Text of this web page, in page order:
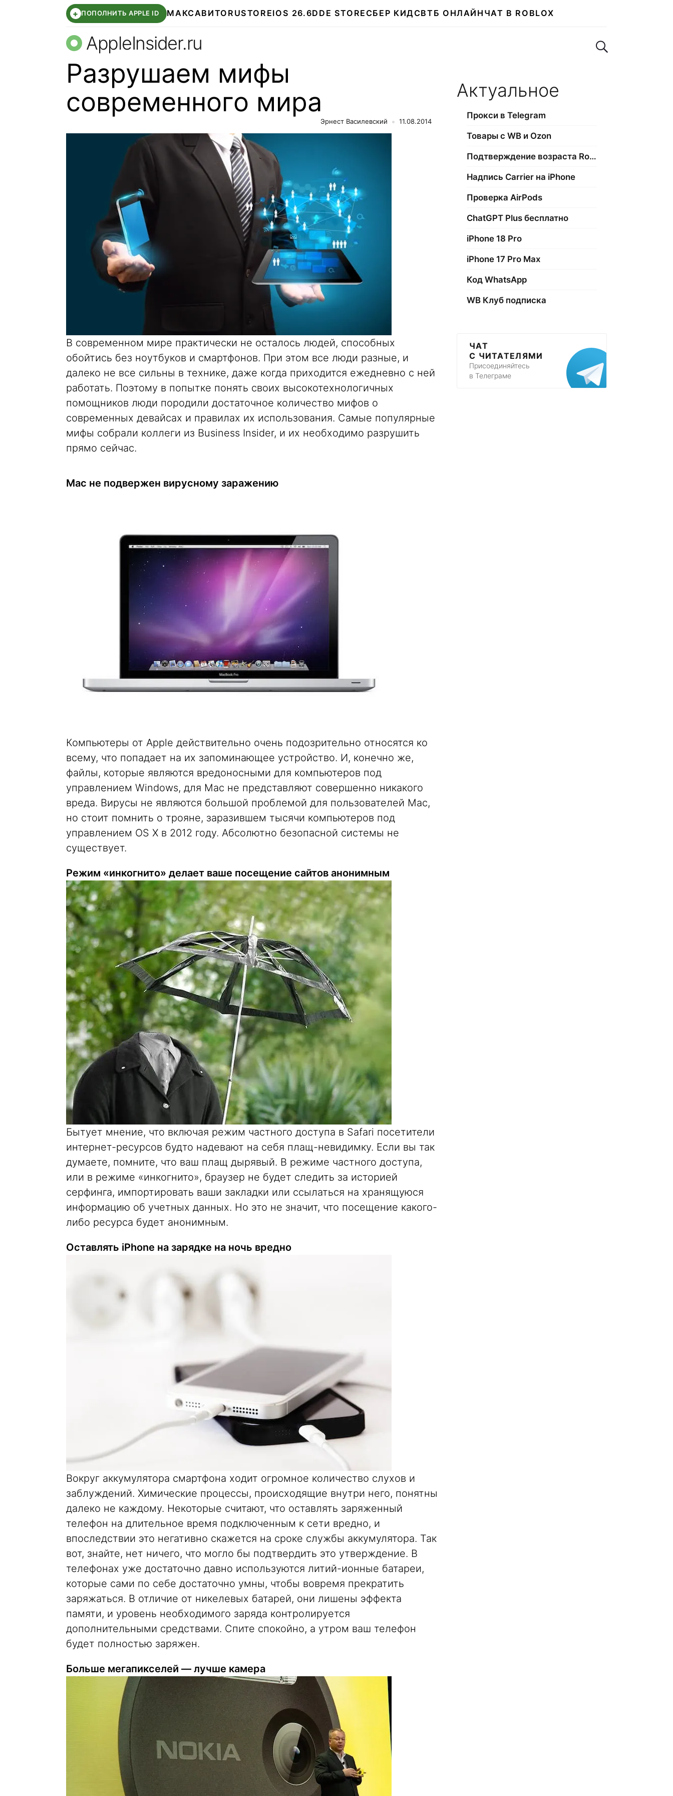
+ ПОПОЛНИТЬ APPLE ID МАКСАВИТО RUSTOREIOS 26.6DDE STORE СБЕР КИДСВТБ ОНЛАЙН ЧАТ В ROBLOX
AppleInsider.ru Поиск по сайту
Разрушаем мифы
современного мира
Эрнест Василевский 11.08.2014
В современном мире практически не осталось людей, способных
обойтись без ноутбуков и смартфонов. При этом все люди разные, и
далеко не все сильны в технике, даже когда приходится ежедневно с ней
работать. Поэтому в попытке понять своих высокотехнологичных
помощников люди породили достаточное количество мифов о
современных девайсах и правилах их использования. Самые популярные
мифы собрали коллеги из Business Insider, и их необходимо разрушить
прямо сейчас.
Mac не подвержен вирусному заражению
Компьютеры от Apple действительно очень подозрительно относятся ко
всему, что попадает на их запоминающее устройство. И, конечно же,
файлы, которые являются вредоносными для компьютеров под
управлением Windows, для Mac не представляют совершенно никакого
вреда. Вирусы не являются большой проблемой для пользователей Mac,
но стоит помнить о трояне, заразившем тысячи компьютеров под
управлением OS X в 2012 году. Абсолютно безопасной системы не
существует.
Режим «инкогнито» делает ваше посещение сайтов анонимным
Бытует мнение, что включая режим частного доступа в Safari посетители
интернет-ресурсов будто надевают на себя плащ-невидимку. Если вы так
думаете, помните, что ваш плащ дырявый. В режиме частного доступа,
или в режиме «инкогнито», браузер не будет следить за историей
серфинга, импортировать ваши закладки или ссылаться на хранящуюся
информацию об учетных данных. Но это не значит, что посещение какого-
либо ресурса будет анонимным.
Оставлять iPhone на зарядке на ночь вредно
Вокруг аккумулятора смартфона ходит огромное количество слухов и
заблуждений. Химические процессы, происходящие внутри него, понятны
далеко не каждому. Некоторые считают, что оставлять заряженный
телефон на длительное время подключенным к сети вредно, и
впоследствии это негативно скажется на сроке службы аккумулятора. Так
вот, знайте, нет ничего, что могло бы подтвердить это утверждение. В
телефонах уже достаточно давно используются литий-ионные батареи,
которые сами по себе достаточно умны, чтобы вовремя прекратить
заряжаться. В отличие от никелевых батарей, они лишены эффекта
памяти, и уровень необходимого заряда контролируется
дополнительными средствами. Спите спокойно, а утром ваш телефон
будет полностью заряжен.
Больше мегапикселей — лучше камера
Актуальное
Прокси в Telegram
Товары с WB и Ozon
Подтверждение возраста Roblox
Надпись Carrier на iPhone
Проверка AirPods
ChatGPT Plus бесплатно
iPhone 18 Pro
iPhone 17 Pro Max
Код WhatsApp
WB Клуб подписка
ЧАТ
С ЧИТАТЕЛЯМИ
Присоединяйтесь
в Телеграме